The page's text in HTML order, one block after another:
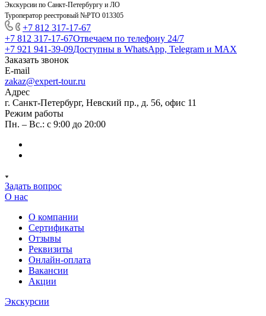
Экскурсии по Санкт-Петербургу и ЛО
Туроператор реестровый №РТО 013305
+7 812 317-17-67
+7 812 317-17-67Отвечаем по телефону 24/7
+7 921 941-39-09Доступны в WhatsApp, Telegram и MAX
Заказать звонок
E-mail
zakaz@expert-tour.ru
Адрес
г. Санкт-Петербург, Невский пр., д. 56, офис 11
Режим работы
Пн. – Вс.: с 9:00 до 20:00
Задать вопрос
О нас
О компании
Сертификаты
Отзывы
Реквизиты
Онлайн-оплата
Вакансии
Акции
Экскурсии